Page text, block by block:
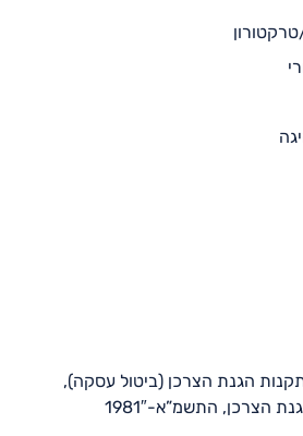
הגנת הצרכן (ביטול עסקה),